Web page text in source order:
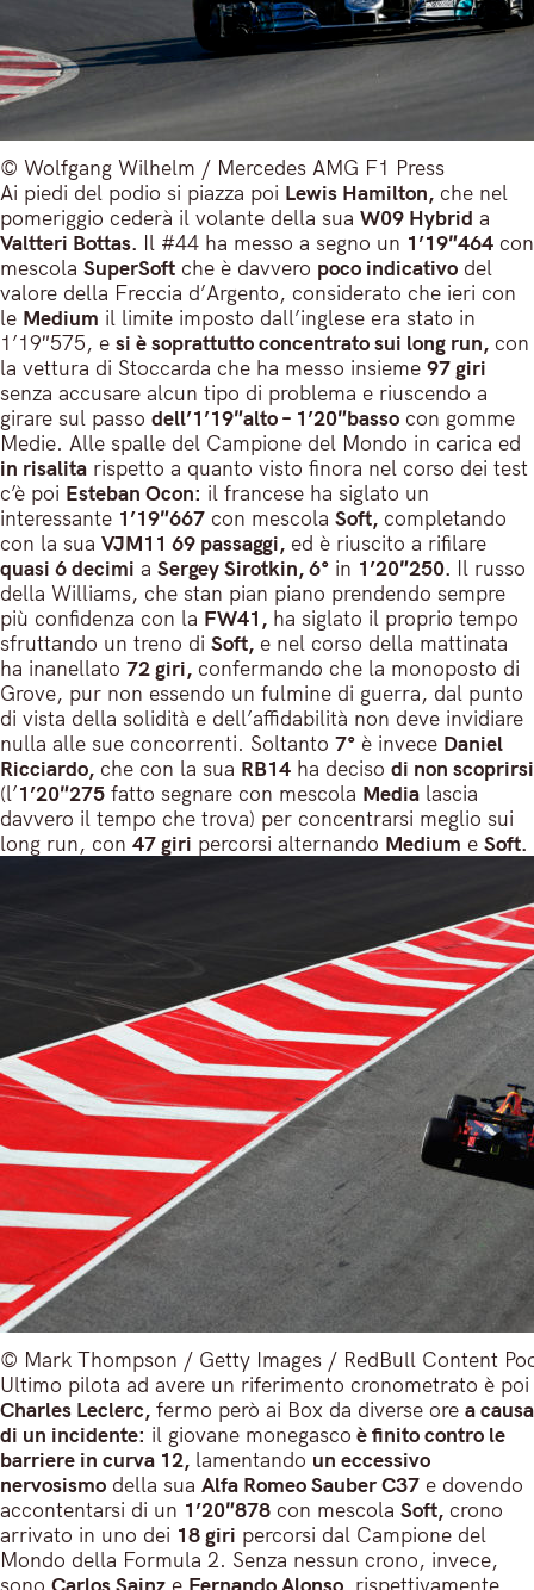
© Wolfgang Wilhelm / Mercedes AMG F1 Press
Ai piedi del podio si piazza poi Lewis Hamilton, che nel
pomeriggio cederà il volante della sua W09 Hybrid a
Valtteri Bottas. Il #44 ha messo a segno un 1’19″464 con
mescola SuperSoft che è davvero poco indicativo del
valore della Freccia d’Argento, considerato che ieri con
le Medium il limite imposto dall’inglese era stato in
1’19″575, e si è soprattutto concentrato sui long run, con
la vettura di Stoccarda che ha messo insieme 97 giri
senza accusare alcun tipo di problema e riuscendo a
girare sul passo dell’1’19″alto – 1’20″basso con gomme
Medie. Alle spalle del Campione del Mondo in carica ed
in risalita rispetto a quanto visto finora nel corso dei test
c’è poi Esteban Ocon: il francese ha siglato un
interessante 1’19″667 con mescola Soft, completando
con la sua VJM11 69 passaggi, ed è riuscito a rifilare
quasi 6 decimi a Sergey Sirotkin, 6° in 1’20″250. Il russo
della Williams, che stan pian piano prendendo sempre
più confidenza con la FW41, ha siglato il proprio tempo
sfruttando un treno di Soft, e nel corso della mattinata
ha inanellato 72 giri, confermando che la monoposto di
Grove, pur non essendo un fulmine di guerra, dal punto
di vista della solidità e dell’affidabilità non deve invidiare
nulla alle sue concorrenti. Soltanto 7° è invece Daniel
Ricciardo, che con la sua RB14 ha deciso di non scoprirsi
(l’1’20″275 fatto segnare con mescola Media lascia
davvero il tempo che trova) per concentrarsi meglio sui
long run, con 47 giri percorsi alternando Medium e Soft.
© Mark Thompson / Getty Images / RedBull Content
Ultimo pilota ad avere un riferimento cronometrato è poi
Charles Leclerc, fermo però ai Box da diverse ore a causa
di un incidente: il giovane monegasco è finito contro le
barriere in curva 12, lamentando un eccessivo
nervosismo della sua Alfa Romeo Sauber C37 e dovendo
accontentarsi di un 1’20″878 con mescola Soft, crono
arrivato in uno dei 18 giri percorsi dal Campione del
Mondo della Formula 2. Senza nessun crono, invece,
sono Carlos Sainz e Fernando Alonso, rispettivamente